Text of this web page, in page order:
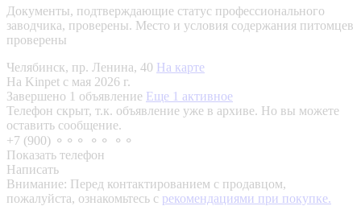
Документы, подтверждающие статус профессионального
заводчика, проверены. Место и условия содержания питомцев
проверены
Челябинск, пр. Ленина, 40 На карте
На Kinpet c мая 2026 г.
Завершено 1 объявление Еще 1 активное
Телефон скрыт, т.к. объявление уже в архиве. Но вы можете
оставить сообщение.
+7 (900) ⚬⚬⚬ ⚬⚬ ⚬⚬
Показать телефон
Написать
Внимание: Перед контактированием с продавцом,
пожалуйста, ознакомьтесь с рекомендациями при покупке.